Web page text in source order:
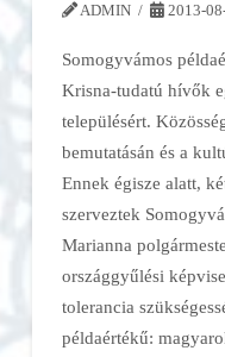
ADMIN 2013-
Somogyvámos
Krisna-tudatú hívők
településért.
bemutatásán és a
Ennek égisze alatt,
szerveztek
Marianna
országgyűlési
tolerancia
példaértékű: